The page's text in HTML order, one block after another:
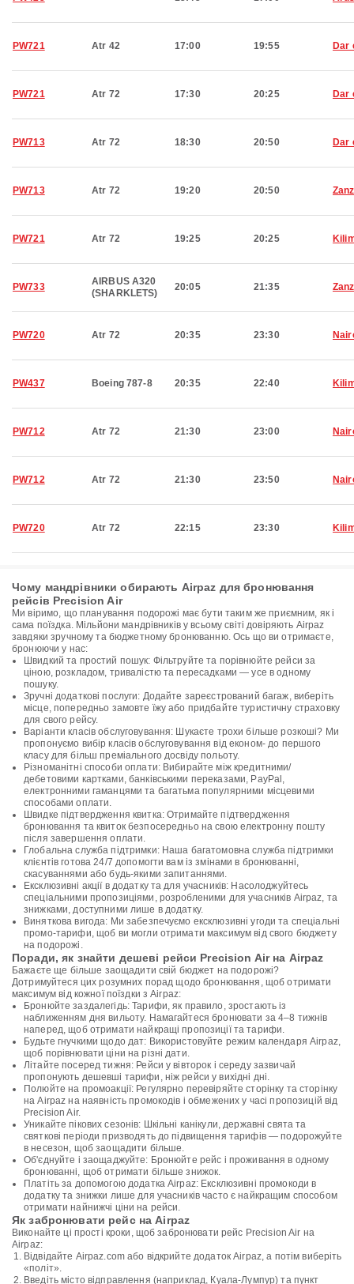
PW721 Atr 42 17:00 19:55 Dar
PW721 Atr 72 17:30 20:25 Dar
PW713 Atr 72 18:30 20:50 Dar
PW713 Atr 72 19:20 20:50
PW721 Atr 72 19:25 20:25
PW733
AIRBUS A320
(SHARKLETS)
20:05 21:35
PW720 Atr 72 20:35 23:30
PW437 Boeing 787-8 20:35 22:40
PW712 Atr 72 21:30 23:00
PW712 Atr 72 21:30 23:50
PW720 Atr 72 22:15 23:30
Чому мандрівники обирають Airpaz для бронювання
рейсів Precision Air
Ми віримо, що планування подорожі має бути таким же приємним, як і
сама поїздка. Мільйони мандрівників у всьому світі довіряють Airpaz
завдяки зручному та бюджетному бронюванню. Ось що ви отримаєте,
бронюючи у нас:
Швидкий та простий пошук: Фільтруйте та порівнюйте рейси за
ціною, розкладом, тривалістю та пересадками — усе в одному
пошуку.
Зручні додаткові послуги: Додайте зареєстрований багаж, виберіть
місце, попередньо замовте їжу або придбайте туристичну страховку
для свого рейсу.
Варіанти класів обслуговування: Шукаєте трохи більше розкоші? Ми
пропонуємо вибір класів обслуговування від економ- до першого
класу для більш преміального досвіду польоту.
Різноманітні способи оплати: Вибирайте між кредитними/
дебетовими картками, банківськими переказами, PayPal,
електронними гаманцями та багатьма популярними місцевими
способами оплати.
Швидке підтвердження квитка: Отримайте підтвердження
бронювання та квиток безпосередньо на свою електронну пошту
після завершення оплати.
Глобальна служба підтримки: Наша багатомовна служба підтримки
клієнтів готова 24/7 допомогти вам із змінами в бронюванні,
скасуваннями або будь-якими запитаннями.
Ексклюзивні акції в додатку та для учасників: Насолоджуйтесь
спеціальними пропозиціями, розробленими для учасників Airpaz, та
знижками, доступними лише в додатку.
Виняткова вигода: Ми забезпечуємо ексклюзивні угоди та спеціальні
промо-тарифи, щоб ви могли отримати максимум від свого бюджету
на подорожі.
Поради, як знайти дешеві рейси Precision Air на Airpaz
Бажаєте ще більше заощадити свій бюджет на подорожі?
Дотримуйтеся цих розумних порад щодо бронювання, щоб отримати
максимум від кожної поїздки з Airpaz:
Бронюйте заздалегідь: Тарифи, як правило, зростають із
наближенням дня вильоту. Намагайтеся бронювати за 4–8 тижнів
наперед, щоб отримати найкращі пропозиції та тарифи.
Будьте гнучкими щодо дат: Використовуйте режим календаря Airpaz,
щоб порівнювати ціни на різні дати.
Літайте посеред тижня: Рейси у вівторок і середу зазвичай
пропонують дешевші тарифи, ніж рейси у вихідні дні.
Полюйте на промоакції: Регулярно перевіряйте сторінку та сторінку
на Airpaz на наявність промокодів і обмежених у часі пропозицій від
Precision Air.
Уникайте пікових сезонів: Шкільні канікули, державні свята та
святкові періоди призводять до підвищення тарифів — подорожуйте
в несезон, щоб заощадити більше.
Об'єднуйте і заощаджуйте: Бронюйте рейс і проживання в одному
бронюванні, щоб отримати більше знижок.
Платіть за допомогою додатка Airpaz: Ексклюзивні промокоди в
додатку та знижки лише для учасників часто є найкращим способом
отримати найнижчі ціни на рейси.
Як забронювати рейс на Airpaz
Виконайте ці прості кроки, щоб забронювати рейс Precision Air на
Airpaz:
Відвідайте Airpaz.com або відкрийте додаток Airpaz, а потім виберіть
«політ».
Введіть місто відправлення (наприклад, Куала-Лумпур) та пункт